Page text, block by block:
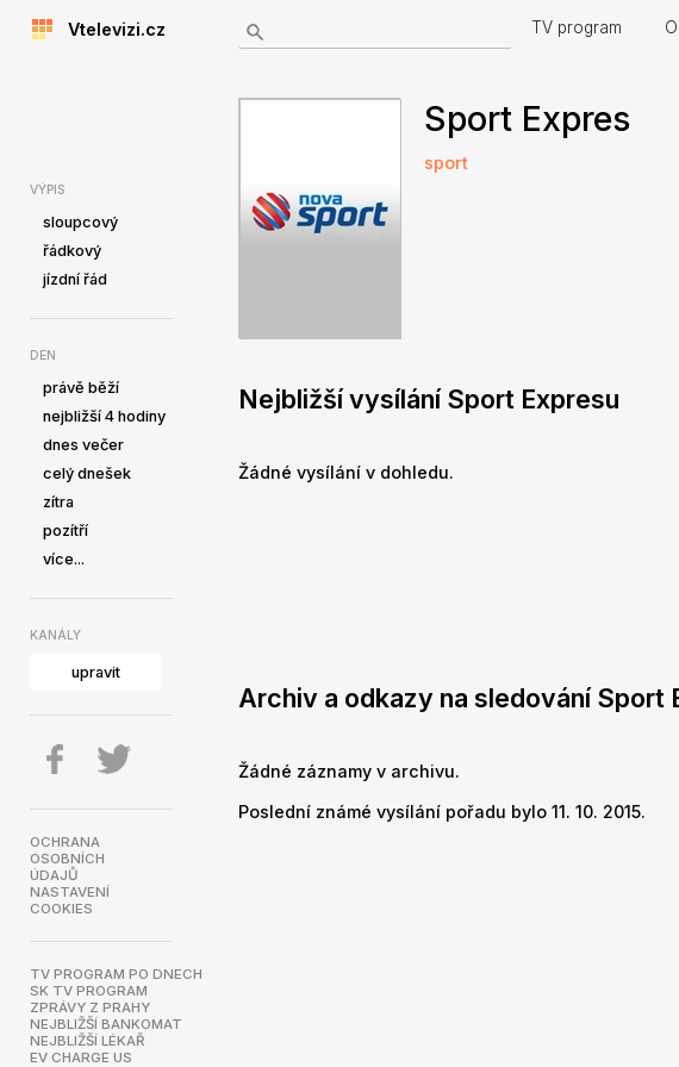
Vtelevizi.cz TV program
VÝPIS
sloupcový
řádkový
jízdní řád
DEN
právě běží
nejbližší 4 hodiny
dnes večer
celý dnešek
zítra
pozítří
více...
KANÁLY
upravit
OCHRANA
OSOBNÍCH
ÚDAJŮ
NASTAVENÍ
COOKIES
TV PROGRAM PO DNECH
SK TV PROGRAM
ZPRÁVY Z PRAHY
NEJBLIŽŠÍ BANKOMAT
NEJBLIŽŠÍ LÉKAŘ
EV CHARGE US
Sport Expres
sport
Nejbližší vysílání Sport Expresu
Žádné vysílání v dohledu.
Archiv a odkazy na sledování Sport
Žádné záznamy v archivu.
Poslední známé vysílání pořadu bylo 11. 10. 2015.